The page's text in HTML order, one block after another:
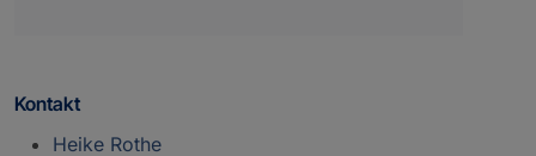
Kontakt
Heike Rothe